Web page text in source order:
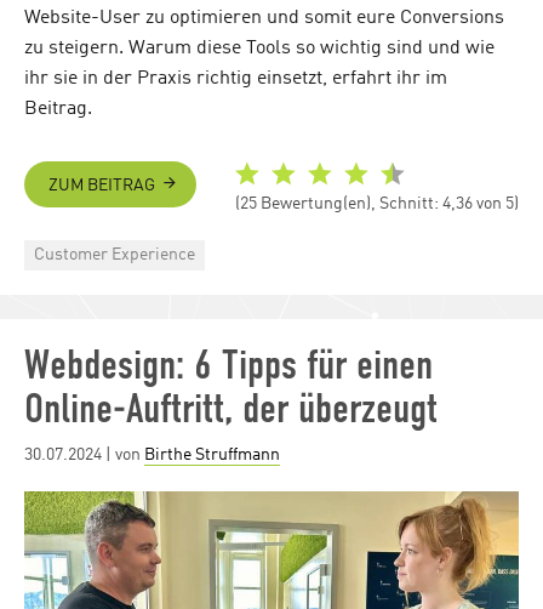
Website-User zu optimieren und somit eure Conversions
zu steigern. Warum diese Tools so wichtig sind und wie
ihr sie in der Praxis richtig einsetzt, erfahrt ihr im
Beitrag.
ZUM BEITRAG
(25 Bewertung(en), Schnitt: 4,36 von 5)
Categories
Customer Experience
Webdesign: 6 Tipps für einen
Online-Auftritt, der überzeugt
Posted
30.07.2024 | von Birthe Struffmann